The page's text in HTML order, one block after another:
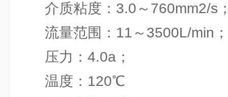
介质粘度：3.0～760mm2/s
流量范围：11～3500L/min；
压力：4.0a；
温度：120℃